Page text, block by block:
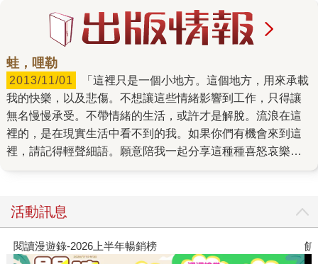
蛙，哩勒
2013/11/01
我的快樂，以及悲傷。不想讓這些情緒影響到工作，只得讓
無名慢慢承受。不帶情緒的生活，或許才是解脫。流浪在這
裡的，是在現實生活中看不到的我。如果你們有機會來到這
裡，請記得輕聲細語。願意陪我一起分享這種種喜怒哀樂，
部落格的初衷，也是個人情緒宣洩的出口。後來，慢慢的也
會在這裡放上一些創作、攝影作品、遊記，還有偶爾冒出的
白癡念頭所完成的某種東西，「或許是事件、或許是事
物。」他將部落格取作「蛙，哩勒」，因為青蛙是他很久以
活動訊息
閱讀漫遊錄-2026上半年暢銷榜 飢